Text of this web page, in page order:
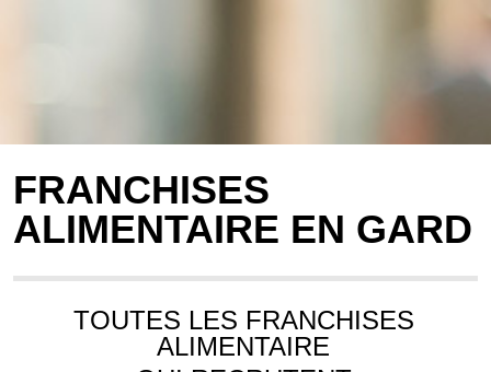
FRANCHISES
ALIMENTAIRE EN GARD
TOUTES LES FRANCHISES
ALIMENTAIRE